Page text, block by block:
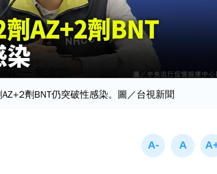
劑BNT仍突破性感染。圖／台視新聞